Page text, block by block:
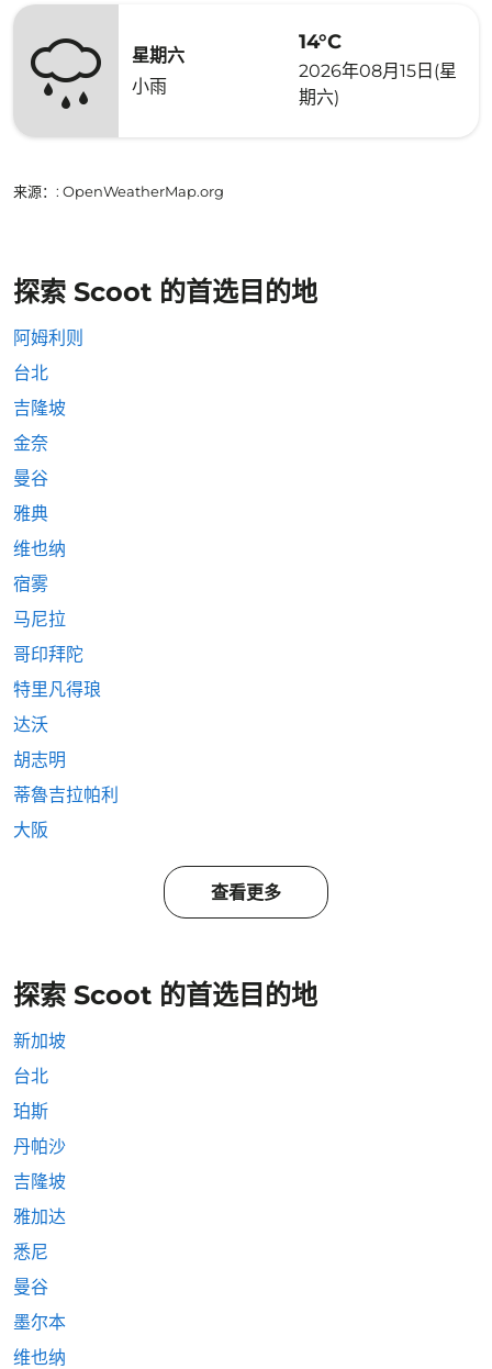
星期六
小雨
14°C
2026年08月15日(星
期六)
来源： : OpenWeatherMap.org
探索 Scoot 的首选目的地
阿姆利则
台北
吉隆坡
金奈
曼谷
雅典
维也纳
宿雾
马尼拉
哥印拜陀
特里凡得琅
达沃
胡志明
蒂魯吉拉帕利
大阪
查看更多
探索 Scoot 的首选目的地
新加坡
台北
珀斯
丹帕沙
吉隆坡
雅加达
悉尼
曼谷
墨尔本
维也纳